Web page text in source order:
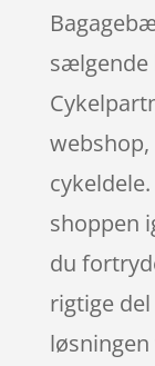
sælgende
shoppen
du
rigtige